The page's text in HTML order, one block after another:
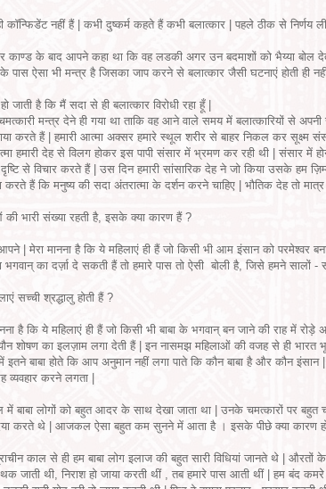
नहीं हैं | कभी दुष्कर्म कहते हैं कभी बलात्कार | पहले ठीक से निर्णय
काण्ड के बाद आपने कहा था कि वह लडकी अगर उन बदमाशों को भैय्या बोल देती
ऐसा भी मन्त्र है जिसका जाप करने से बलात्कार जैसी घटनाएं होती ही
है कि मैं सदा से ही बलात्कार विरोधी रहा हूँ |
मन्त्र देने ही गया था ताकि वह आने वाले समय में बलात्कारियों से
करते हैं | हमारी आत्मा अक्सर हमारे स्थूल शरीर से बाहर निकल कर सूक्ष्म
हमारी देह से विलग होकर इस पापी संसार में भ्रमण कर रही थी | संसार
से विचार करते हैं | उस दिन हमारी सांसारिक देह ने जो किया उसके हम
हैं कि मनुष्य की सदा अंतरात्मा के दर्शन करने चाहिए | भौतिक देह तो मात्र
भारी संख्या रहती है, इसके क्या कारण हैं ?
| मेरा मानना है कि ये महिलाएं ही हैं जो किसी भी आम इंसान को परमेश्वर
का दर्ज़ा दे सकती हैं तो हमारे पास तो ऐसी बोली है, जिसे हमने सालों -
सच्ची श्रद्धालु होती हैं ?
है कि ये महिलाएं ही हैं जो किसी भी बाबा के भगवान् बन जाने की राह में रोड़े
शोषण का इलज़ाम लगा देती हैं | इन नासमझ महिलाओं की वजह से ही भारत
इतने बाबा होते कि आप अनुमान नहीं लगा पाते कि कौन बाबा है और कौन
करने लगता |
में बाबा लोगों को बहुत आदर के साथ देखा जाता था | उनके चमत्कारों पर
दिया करते थे | आजकल ऐसा बहुत कम सुनने में आता है । इसके पीछे क्या कारण
काल से ही हम बाबा लोग इलाज की बहुत सारी विधियां जानते थे | औरतों
थी, निराश हो जाया करती थीं , तब हमारे पास आती थीं | हम बंद